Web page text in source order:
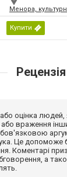
Менора,
Купити
Рецензія
оцінка
враження
Це допоможе
Коментарі
а